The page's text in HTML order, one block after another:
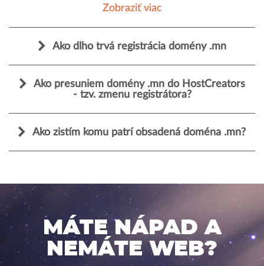
Zobraziť viac
Ako dlho trvá registrácia domény .mn
Ako presuniem domény .mn do HostCreators
- tzv. zmenu registrátora?
Ako zistím komu patrí obsadená doména .mn?
MÁTE NÁPAD A
NEMÁTE WEB?